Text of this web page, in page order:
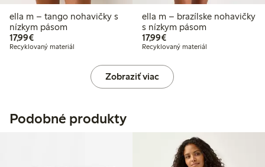
ella m – tango nohavičky s
nízkym pásom
17,99€17,99 €
Recyklovaný materiál
ella m – brazílske nohavičky
s nízkym pásom
17,99€17,99 €
Recyklovaný materiál
Zobraziť viac
Podobné produkty